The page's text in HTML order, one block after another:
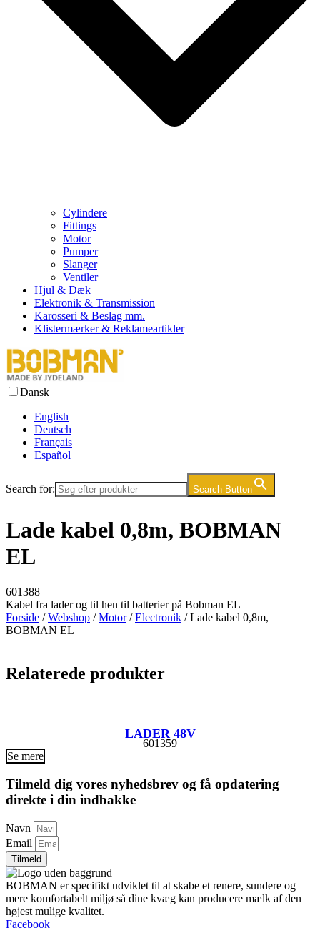
Cylindere
Fittings
Motor
Pumper
Slanger
Ventiler
Hjul & Dæk
Elektronik & Transmission
Karosseri & Beslag mm.
Klistermærker & Reklameartikler
Dansk
English
Deutsch
Français
Español
Search for: Search Button
Lade kabel 0,8m, BOBMAN
EL
601388
Kabel fra lader og til hen til batterier på Bobman EL
Forside /Webshop /Motor/Electronik / Lade kabel 0,8m,
BOBMAN EL
Relaterede produkter
LADER 48V
601359
Se mere
Tilmeld dig vores nyhedsbrev og få opdatering
direkte i din indbakke
Navn
Email
Tilmeld
BOBMAN er specifikt udviklet til at skabe et renere, sundere og
mere komfortabelt miljø så dine kvæg kan producere mælk af den
højest mulige kvalitet.
Facebook